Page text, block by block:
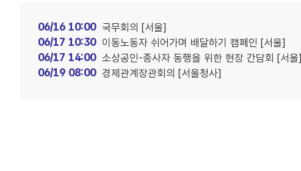
06/16 10:00 국무회의 [서울]
06/17 10:30 이동노동자 쉬어가며 배달하기 캠페인 [서울]
06/17 14:00 소상공인-종사자 동행을 위한 현장 간담회 [서울]
06/19 08:00 경제관계장관회의 [서울청사]